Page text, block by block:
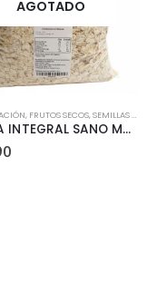
,VEGANO
AGOTADO
, FRUTOS SECOS, SEMILLAS Y LEGUMBRES
AVENA INTEGRAL SANO MARKET 1KG